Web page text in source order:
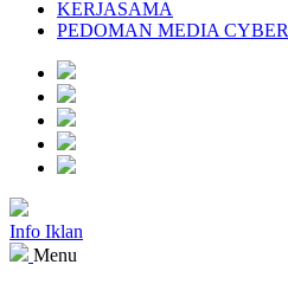
KERJASAMA
PEDOMAN MEDIA CYBER
Info Iklan
Menu